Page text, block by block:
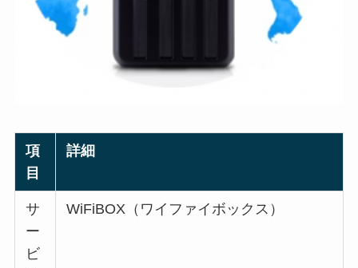
項
目
詳細
サ
ー
ビ
WiFiBOX（ワイファイボックス）